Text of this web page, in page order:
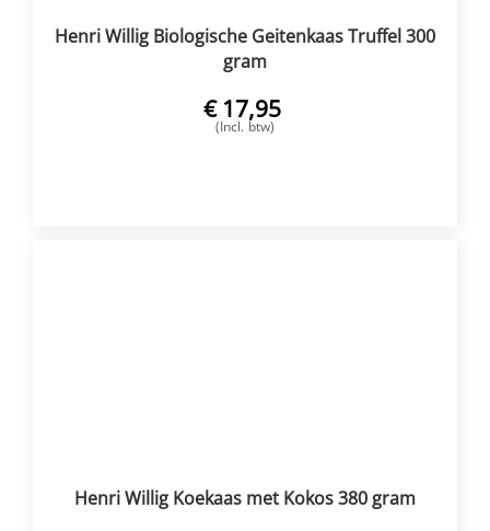
Henri Willig Biologische Geitenkaas Truffel 300
gram
€ 17,95
(Incl. btw)
Henri Willig Koekaas met Kokos 380 gram